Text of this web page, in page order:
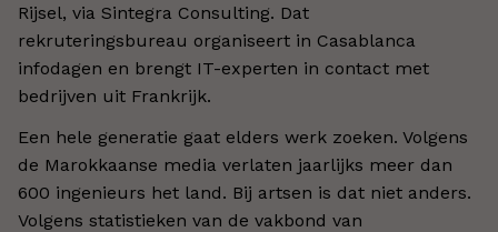
Rijsel, via Sintegra Consulting. Dat
rekruteringsbureau organiseert in Casablanca
infodagen en brengt IT-experten in contact met
bedrijven uit Frankrijk.
Een hele generatie gaat elders werk zoeken. Volgens
de Marokkaanse media verlaten jaarlijks meer dan
600 ingenieurs het land. Bij artsen is dat niet anders.
Volgens statistieken van de vakbond van